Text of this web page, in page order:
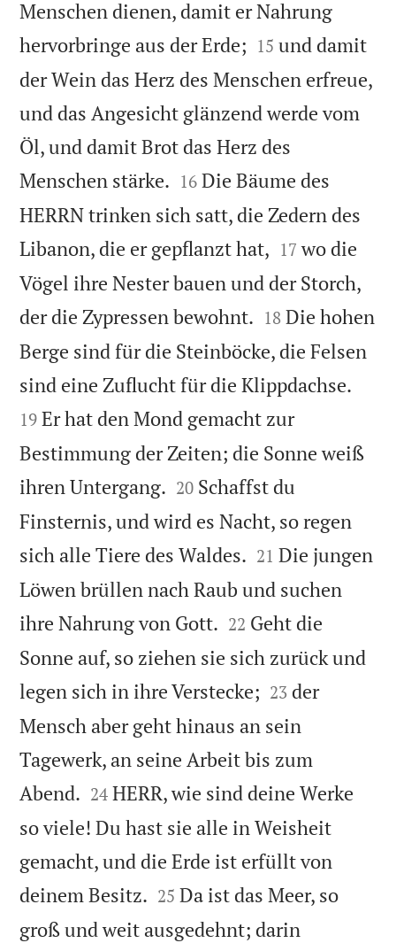
Menschen dienen, damit er Nahrung
hervorbringe aus der Erde; 

15 und damit
der Wein das Herz des Menschen erfreue,
und das Angesicht glänzend werde vom
Öl, und damit Brot das Herz des
Menschen stärke. 

16 Die Bäume des
HERRN trinken sich satt, die Zedern des
Libanon, die er gepflanzt hat, 

17 wo die
Vögel ihre Nester bauen und der Storch,
der die Zypressen bewohnt. 

18 Die hohen
Berge sind für die Steinböcke, die Felsen
sind eine Zuflucht für die Klippdachse.
19 Er hat den Mond gemacht zur
Bestimmung der Zeiten; die Sonne weiß
ihren Untergang. 

20 Schaffst du
Finsternis, und wird es Nacht, so regen
sich alle Tiere des Waldes. 

21 Die jungen
Löwen brüllen nach Raub und suchen
ihre Nahrung von Gott. 

22 Geht die
Sonne auf, so ziehen sie sich zurück und
legen sich in ihre Verstecke; 

23 der
Mensch aber geht hinaus an sein
Tagewerk, an seine Arbeit bis zum
Abend. 

24 HERR, wie sind deine Werke
so viele! Du hast sie alle in Weisheit
gemacht, und die Erde ist erfüllt von
deinem Besitz. 

25 Da ist das Meer, so
groß und weit ausgedehnt; darin